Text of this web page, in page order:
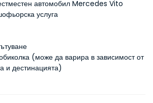
автомобил Mercedes Vito
услуга
(може да варира в зависимост от
и дестинацията)